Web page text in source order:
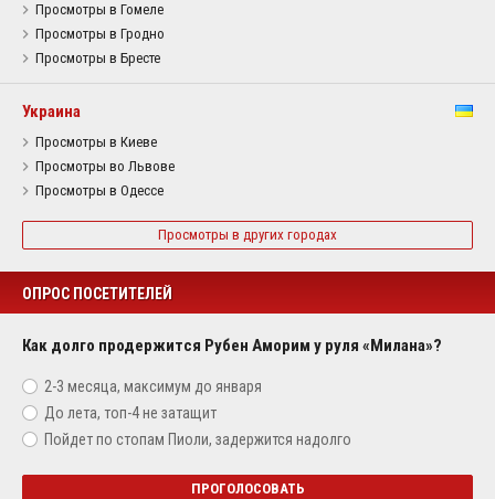
Просмотры в Гомеле
Просмотры в Гродно
Просмотры в Бресте
Украина
Просмотры в Киеве
Просмотры во Львове
Просмотры в Одессе
Просмотры в других городах
ОПРОС ПОСЕТИТЕЛЕЙ
Как долго продержится Рубен Аморим у руля «Милана»?
2-3 месяца, максимум до января
До лета, топ-4 не затащит
Пойдет по стопам Пиоли, задержится надолго
ПРОГОЛОСОВАТЬ